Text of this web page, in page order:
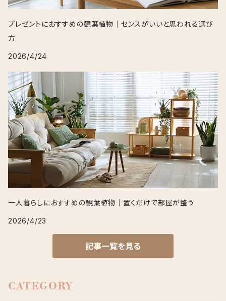
プレゼントにおすすめの観葉植物｜センスがいいと思われる選び
方
2026/4/24
一人暮らしにおすすめの観葉植物｜置くだけで部屋が整う
2026/4/23
記事一覧を見る
CATEGORY